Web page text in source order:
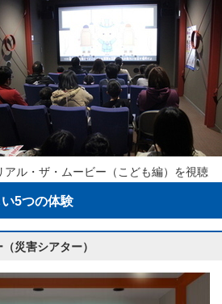
・ザ・ムービー（こども編）を視聴
5つの体験
災害シアター）